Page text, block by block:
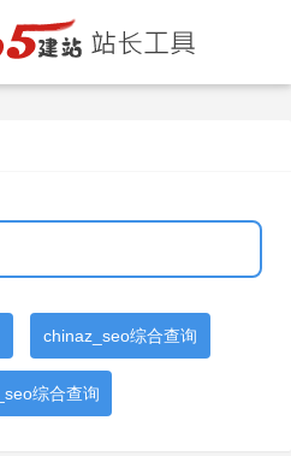
chinaz_seo综合查询
综合查询